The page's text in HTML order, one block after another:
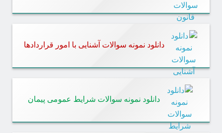
دانلود نمونه سوالات آشنایی با امور قراردادها
دانلود نمونه سوالات شرایط عمومی پیمان